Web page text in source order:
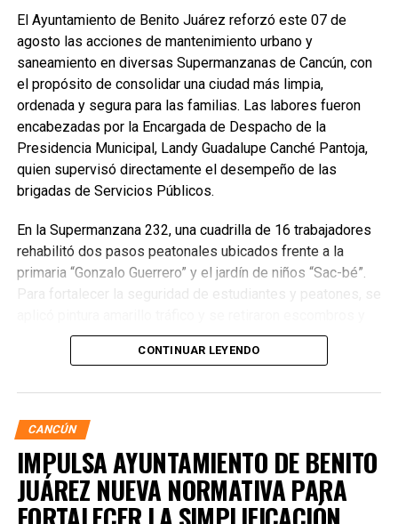
El Ayuntamiento de Benito Juárez reforzó este 07 de
agosto las acciones de mantenimiento urbano y
saneamiento en diversas Supermanzanas de Cancún, con
el propósito de consolidar una ciudad más limpia,
ordenada y segura para las familias. Las labores fueron
encabezadas por la Encargada de Despacho de la
Presidencia Municipal, Landy Guadalupe Canché Pantoja,
quien supervisó directamente el desempeño de las
brigadas de Servicios Públicos.
En la Supermanzana 232, una cuadrilla de 16 trabajadores
rehabilitó dos pasos peatonales ubicados frente a la
primaria “Gonzalo Guerrero” y el jardín de niños “Sac-bé”.
Para fortalecer la seguridad de estudiantes y peatones, se
residuos vegetales acumulados en la zona. Estas
acciones buscan garantizar entornos escolares más
CONTINUAR LEYENDO
CANCÚN
IMPULSA AYUNTAMIENTO DE BENITO
JUÁREZ NUEVA NORMATIVA PARA